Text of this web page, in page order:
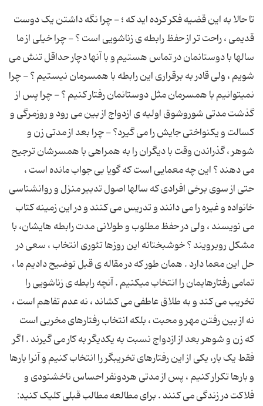
تا حالا به این قضیه فکر کرده اید که ؛ - چرا نگه داشتن یک دوست
قدیمی ، راحت تر از حفظ رابطه ی زناشویی است ؟ - چرا خیلی از ما
سالها با دوستانمان در تماس هستیم و با آنها دچار حداقل تنش می
شویم ، ولی قادر به برقراری این رابطه با همسرمان نیستیم ؟ - چرا
نمیتوانیم با همسرمان مثل دوستانمان رفتار کنیم ؟ - چرا پس از
گذشت مدتی شوروشوق اولیه ی ازدواج از بین می رود و روزمرگی و
کسالت و یکنواختی جایش را می گیرد؟ - چرا بعد از مدتی زن و
شوهر ، گذراندن وقت با دیگران را به همراهی با همسرشان ترجیح
می دهند ؟ این چه معمایی است که گویا بی جواب مانده است ،
حتی از سوی برخی افرادی که سالها اصول تدبیر منزل و روانشناسی
خانواده و غیره را می دانند و تدریس می کنند و در این زمینه کتاب
می نویسند ، ولی در حفظ مطلوب و طولانی مدت رابطه هایشان، با
مشکل روبرویند ؟ خوشبختانه این روزها تئوری انتخاب ، سعی در
حل این معما دارد . همان طور که در مقاله ی قبل توضیح دادیم ما ،
تمامی رفتارهایمان را انتخاب میکنیم . آنچه رابطه ی زناشویی را
تخریب می کند و به طلاق عاطفی می کشاند ، نه عدم تفاهم است ،
نه از بین رفتن مهر و محبت ، بلکه انتخاب رفتارهای مخربی است
که زن و شوهر بعد از ازدواج نسبت به یکدیگر به کار می گیرند . اگر
فقط یک بار، یکی از این رفتارهای تخریبگر را انتخاب کنیم و آنرا بارها
و بارها تکرار کنیم ، پس از مدتی هردونفر احساس ناخشنودی و
فلاکت در زندگی می کنند . برای مطالعه مطالب قبلی کلیک کنید: